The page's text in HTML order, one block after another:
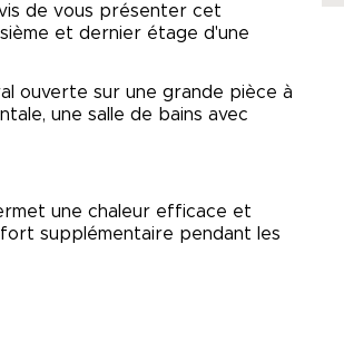
de vous présenter cet
et dernier étage d'une
ouverte sur une grande pièce à
une salle de bains avec
une chaleur efficace et
supplémentaire pendant les